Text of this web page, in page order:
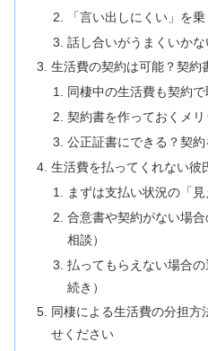
「言い出しにくい」を
話し合いがうまくいか
生活費の契約は可能？契約
同棲中の生活費も契約
契約書を作っておくメリ
公正証書にできる？契
生活費を払ってくれない
まずは支払い状況の「見
合意書や契約がない場
相談）
払ってもらえない場合
続き）
同棲による生活費の分担方
せください